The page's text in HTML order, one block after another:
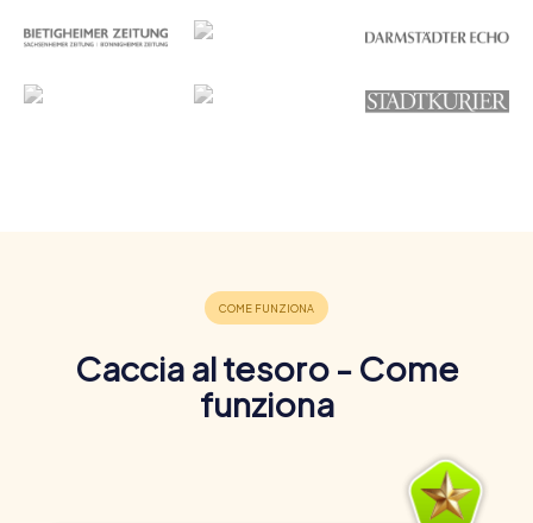
Caccia al tesoro - Come
funziona